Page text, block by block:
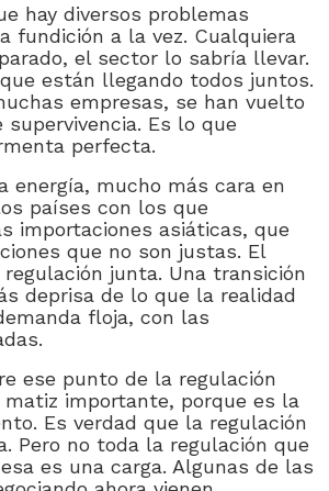
hay diversos problemas
fundición a la vez. Cualquiera
el sector lo sabría llevar.
están llegando todos juntos.
empresas, se han vuelto
Es lo que
perfecta.
energía, mucho más cara en
países con los que
importaciones asiáticas, que
que no son justas. El
junta. Una transición
deprisa de lo que la realidad
floja, con las
ese punto de la regulación
matiz importante, porque es la
Es verdad que la regulación
Pero no toda la regulación que
es una carga. Algunas de las